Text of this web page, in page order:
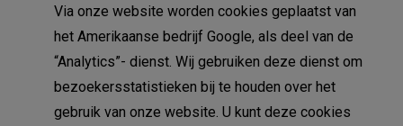
Via onze website worden cookies geplaatst van
het Amerikaanse bedrijf Google, als deel van de
“Analytics”- dienst. Wij gebruiken deze dienst om
bezoekersstatistieken bij te houden over het
gebruik van onze website. U kunt deze cookies